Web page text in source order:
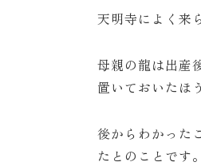
天明寺によく来
母親の龍は出産
置いておいたほ
後からわかった
たとのことです。